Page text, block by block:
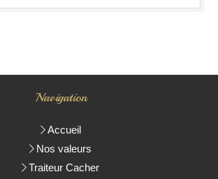
Navigation
Accueil
Nos valeurs
Traiteur Cacher